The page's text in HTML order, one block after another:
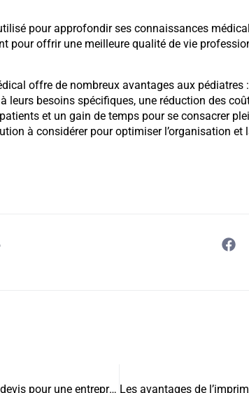
pour approfondir ses connaissances
pour offrir une meilleure qualité de vie
offre de nombreux avantages aux pédiatres
leurs besoins spécifiques, une réduction des
et un gain de temps pour se consacrer
à considérer pour optimiser l’organisation
Personnaliser un modèle de devis pour une entreprise de production cinématographique